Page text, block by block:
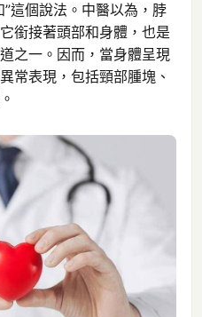
這個說法。中醫以為，脖
銜接著頭部和身體，也是
之一。因而，當身體呈現
常表現，包括頸部腫塊、